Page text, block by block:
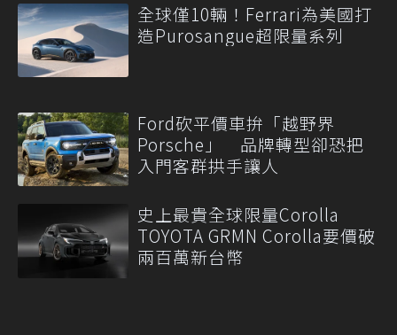
全球僅10輛！Ferrari為美國打
造Purosangue超限量系列
Ford砍平價車拚「越野界
Porsche」 品牌轉型卻恐把
入門客群拱手讓人
史上最貴全球限量Corolla
TOYOTA GRMN Corolla要價破
兩百萬新台幣